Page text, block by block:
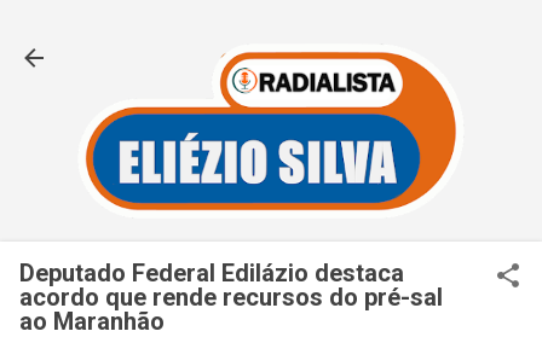
Deputado Federal Edilázio destaca
acordo que rende recursos do pré-sal
ao Maranhão